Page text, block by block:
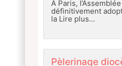
À Paris,
définitivement
la Lire plus…
Pèlerinage